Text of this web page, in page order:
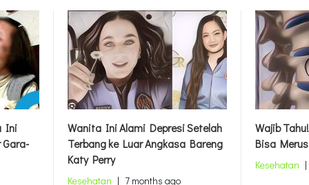
Ini
Gara-
Wanita Ini Alami Depresi Setelah
Terbang ke Luar Angkasa Bareng
Katy Perry
Kesehatan | 7 months ago
Wajib
Bisa
Kesehatan |